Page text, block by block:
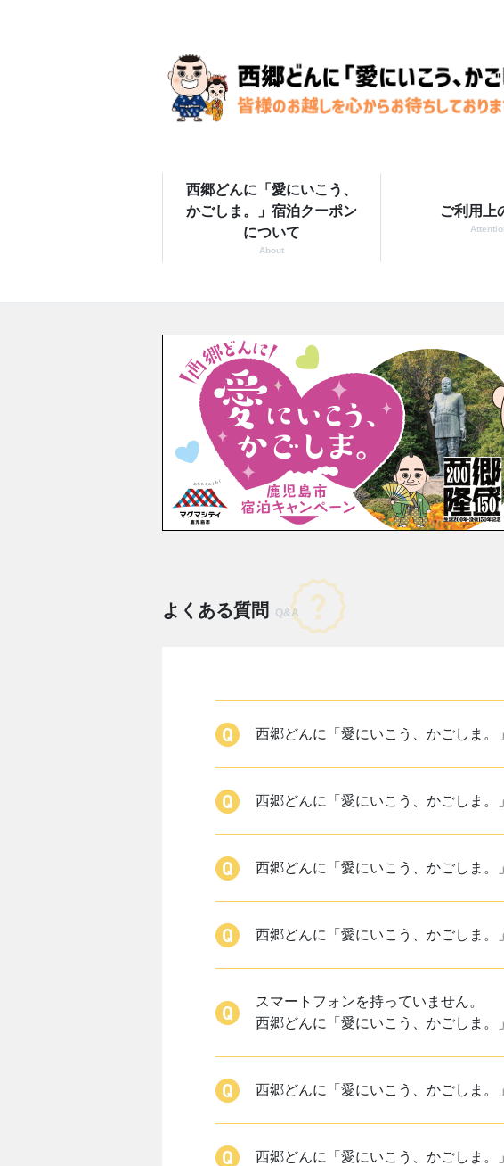
西郷どんに「愛にいこう、
かごしま。」宿泊クーポン
について
About
ご利用上
よくある質問 Q&A
西郷どんに「愛にいこう、かごしま。
西郷どんに「愛にいこう、かごしま。
西郷どんに「愛にいこう、かごしま。
西郷どんに「愛にいこう、かごしま。
スマートフォンを持っていません。
西郷どんに「愛にいこう、かごしま。
西郷どんに「愛にいこう、かごしま。
西郷どんに「愛にいこう、かごしま。